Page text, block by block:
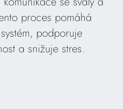
proces pomáhá
podporuje
a snižuje stres.